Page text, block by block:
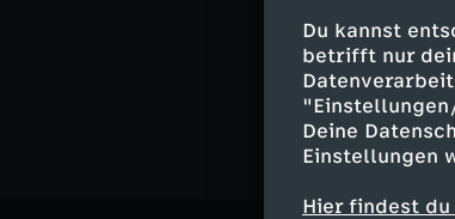
Du kannst
betrifft nur
Deine
Einstellungen
Hier findest